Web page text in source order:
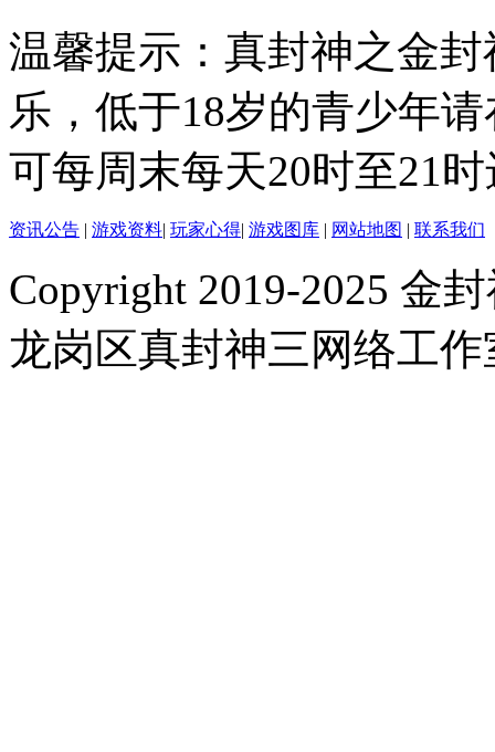
温馨提示：真封神之金
乐，低于18岁的青少年
可每周末每天20时至21
资讯公告 | 游戏资料| 玩家心得| 游戏图库 | 网站地图 | 联系我们
Copyright 2019-2025 金
龙岗区真封神三网络工